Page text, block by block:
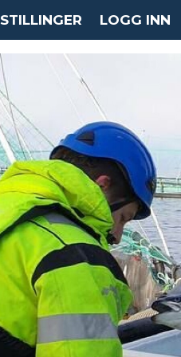
STILLINGER LOGG INN